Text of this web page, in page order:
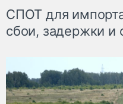
СПОТ для
сбои, задержки